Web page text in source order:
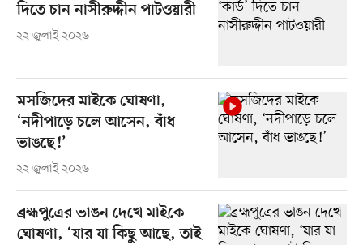
দিতে চান নাসীরুদ্দীন পাটওয়ারী
২২ জুলাই ২০২৬
মসজিদের মাইকে ঘোষণা,
‘নদীপাড়ে চলে আসেন, বাঁধ
ভাঙছে!’
২২ জুলাই ২০২৬
ব্রহ্মপুত্রের ভাঙন দেখে মাইকে
ঘোষণা, ‘যার যা কিছু আছে, তাই